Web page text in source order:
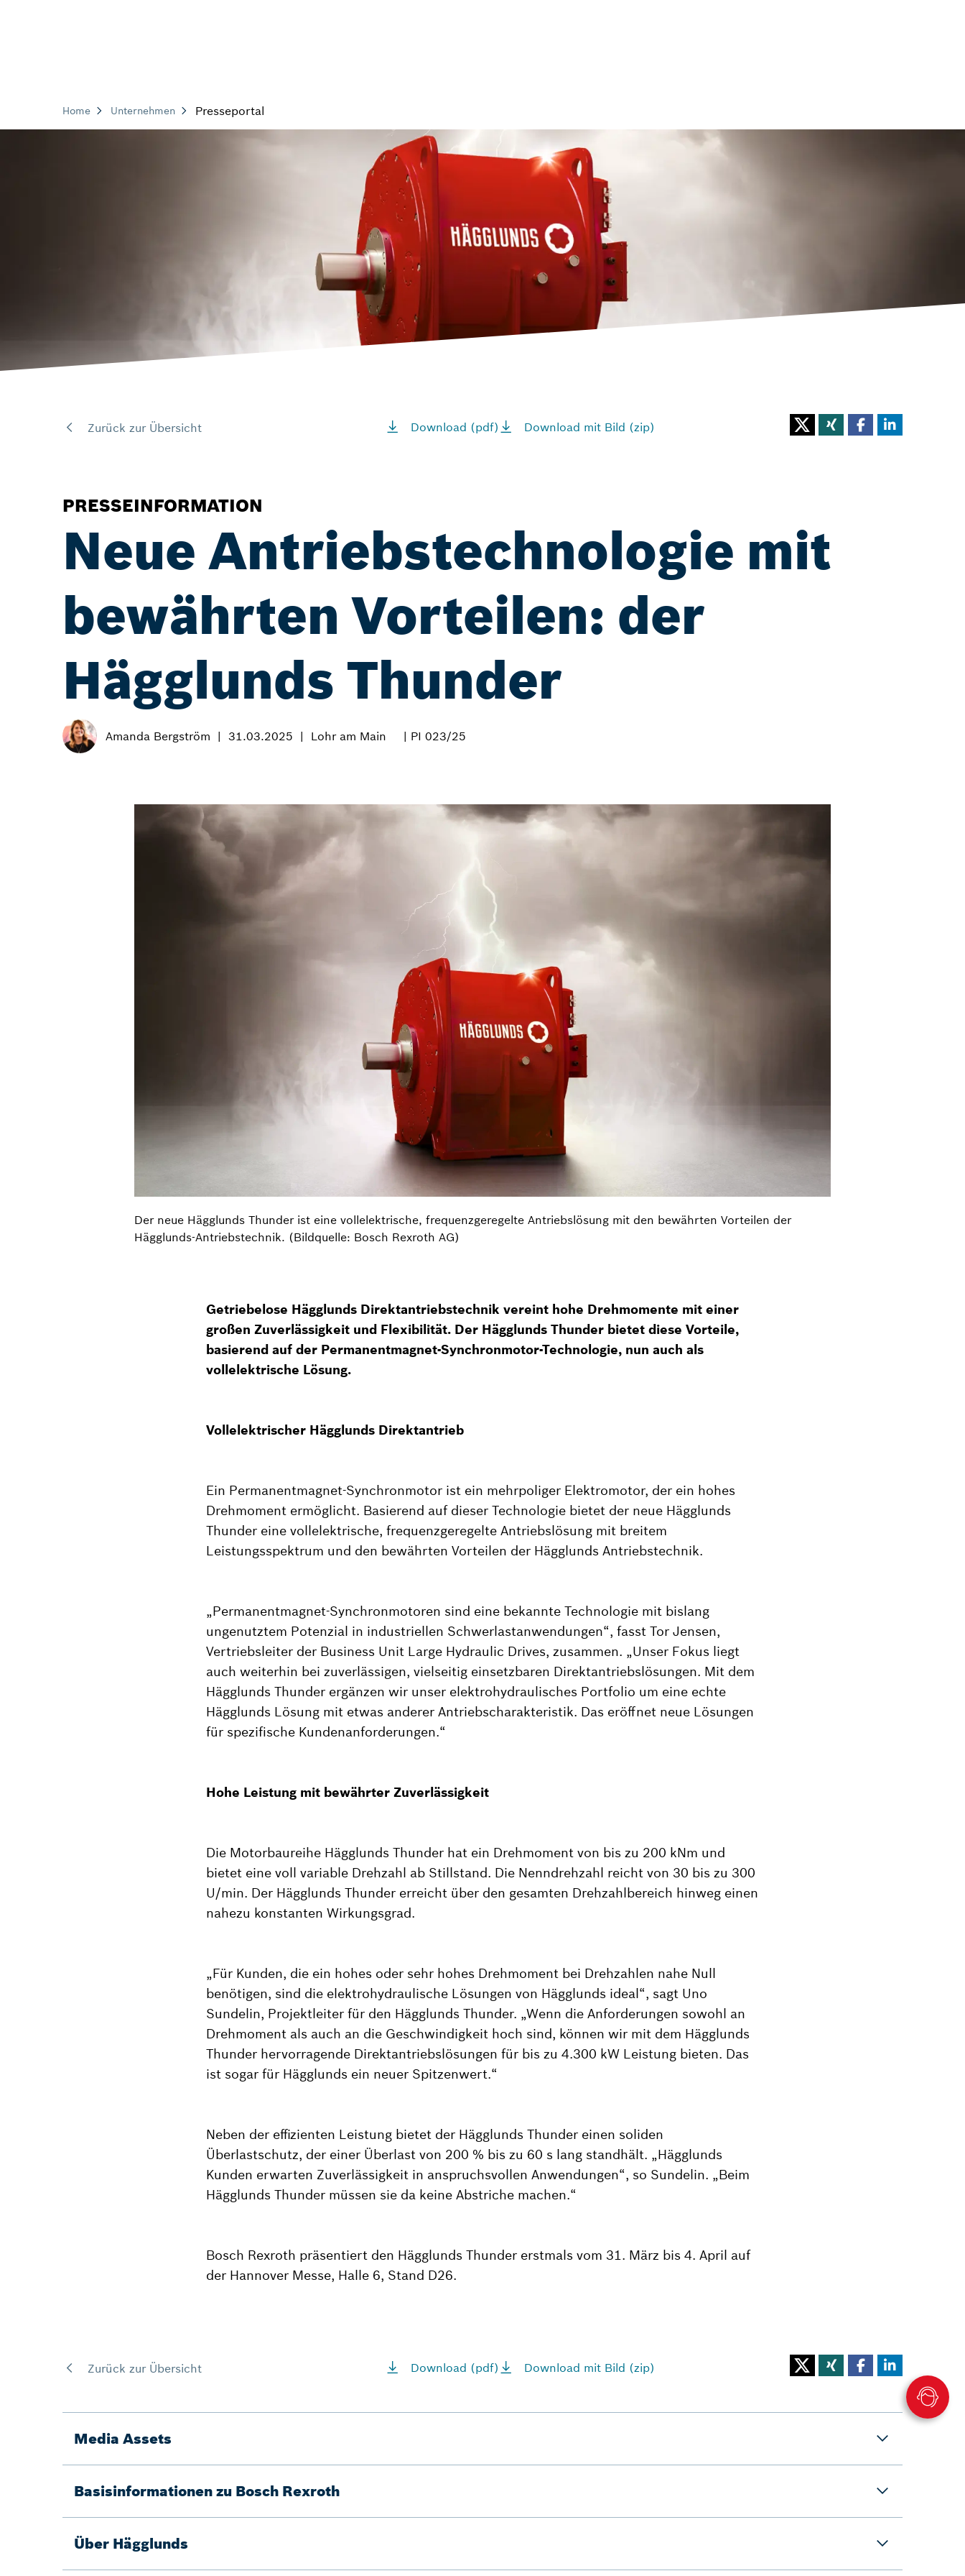
Home Unternehmen Presseportal
Zurück zur Übersicht Download (pdf) Download mit Bild (zip)
PRESSEINFORMATION
Neue Antriebstechnologie mit
bewährten Vorteilen: der
Hägglunds Thunder
Amanda Bergström 31.03.2025 Lohr am Main | PI 023/25
Der neue Hägglunds Thunder ist eine vollelektrische, frequenzgeregelte Antriebslösung mit den bewährten Vorteilen der
Hägglunds-Antriebstechnik. (Bildquelle: Bosch Rexroth AG)
Getriebelose Hägglunds Direktantriebstechnik vereint hohe Drehmomente mit einer
großen Zuverlässigkeit und Flexibilität. Der Hägglunds Thunder bietet diese Vorteile,
basierend auf der Permanentmagnet-Synchronmotor-Technologie, nun auch als
vollelektrische Lösung.
Vollelektrischer Hägglunds Direktantrieb
Ein Permanentmagnet-Synchronmotor ist ein mehrpoliger Elektromotor, der ein hohes
Drehmoment ermöglicht. Basierend auf dieser Technologie bietet der neue Hägglunds
Thunder eine vollelektrische, frequenzgeregelte Antriebslösung mit breitem
Leistungsspektrum und den bewährten Vorteilen der Hägglunds Antriebstechnik.
„Permanentmagnet-Synchronmotoren sind eine bekannte Technologie mit bislang
ungenutztem Potenzial in industriellen Schwerlastanwendungen“, fasst Tor Jensen,
Vertriebsleiter der Business Unit Large Hydraulic Drives, zusammen. „Unser Fokus liegt
auch weiterhin bei zuverlässigen, vielseitig einsetzbaren Direktantriebslösungen. Mit dem
Hägglunds Thunder ergänzen wir unser elektrohydraulisches Portfolio um eine echte
Hägglunds Lösung mit etwas anderer Antriebscharakteristik. Das eröffnet neue Lösungen
für spezifische Kundenanforderungen.“
Hohe Leistung mit bewährter Zuverlässigkeit
Die Motorbaureihe Hägglunds Thunder hat ein Drehmoment von bis zu 200 kNm und
bietet eine voll variable Drehzahl ab Stillstand. Die Nenndrehzahl reicht von 30 bis zu 300
U/min. Der Hägglunds Thunder erreicht über den gesamten Drehzahlbereich hinweg einen
nahezu konstanten Wirkungsgrad.
„Für Kunden, die ein hohes oder sehr hohes Drehmoment bei Drehzahlen nahe Null
benötigen, sind die elektrohydraulische Lösungen von Hägglunds ideal“, sagt Uno
Sundelin, Projektleiter für den Hägglunds Thunder. „Wenn die Anforderungen sowohl an
Drehmoment als auch an die Geschwindigkeit hoch sind, können wir mit dem Hägglunds
Thunder hervorragende Direktantriebslösungen für bis zu 4.300 kW Leistung bieten. Das
ist sogar für Hägglunds ein neuer Spitzenwert.“
Neben der effizienten Leistung bietet der Hägglunds Thunder einen soliden
Überlastschutz, der einer Überlast von 200 % bis zu 60 s lang standhält. „Hägglunds
Kunden erwarten Zuverlässigkeit in anspruchsvollen Anwendungen“, so Sundelin. „Beim
Hägglunds Thunder müssen sie da keine Abstriche machen.“
Bosch Rexroth präsentiert den Hägglunds Thunder erstmals vom 31. März bis 4. April auf
der Hannover Messe, Halle 6, Stand D26.
Zurück zur Übersicht Download (pdf) Download mit Bild (zip)
Media Assets
Basisinformationen zu Bosch Rexroth
Über Hägglunds